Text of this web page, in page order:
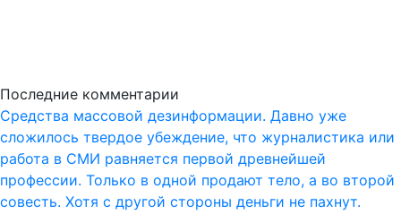
Последние комментарии
Средства массовой дезинформации. Давно уже
сложилось твердое убеждение, что журналистика или
работа в СМИ равняется первой древнейшей
профессии. Только в одной продают тело, а во второй
совесть. Хотя с другой стороны деньги не пахнут.